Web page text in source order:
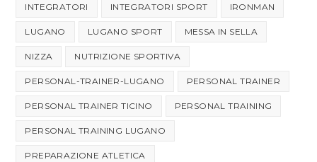
INTEGRATORI INTEGRATORI SPORT IRONMAN
LUGANO LUGANO SPORT MESSA IN SELLA
NIZZA NUTRIZIONE SPORTIVA
PERSONAL-TRAINER-LUGANO PERSONAL TRAINER
PERSONAL TRAINER TICINO PERSONAL TRAINING
PERSONAL TRAINING LUGANO
PREPARAZIONE ATLETICA